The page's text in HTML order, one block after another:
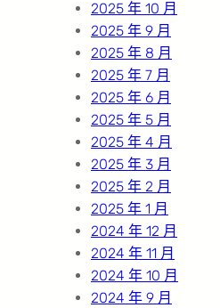
2025 年 10 月
2025 年 9 月
2025 年 8 月
2025 年 7 月
2025 年 6 月
2025 年 5 月
2025 年 4 月
2025 年 3 月
2025 年 2 月
2025 年 1 月
2024 年 12 月
2024 年 11 月
2024 年 10 月
2024 年 9 月